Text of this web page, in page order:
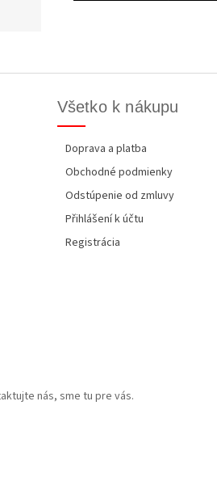
Všetko k nákupu
Doprava a platba
Obchodné podmienky
Odstúpenie od zmluvy
Přihlášení k účtu
Registrácia
nás, sme tu pre vás.